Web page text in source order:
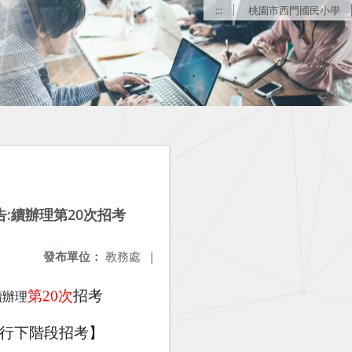
::: 桃園市西門國民小學
:續辦理第20次招考
發布單位： 教務處 |
理第20次招考
下階段招考】